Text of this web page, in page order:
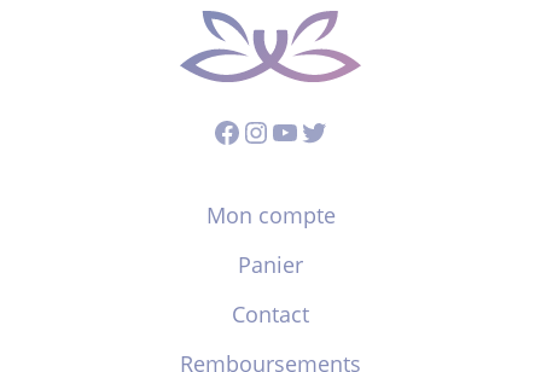
Facebook
Instagram
YouTube
Twitter
Mon compte
Panier
Contact
Remboursements